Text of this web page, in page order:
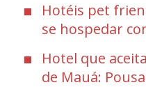
Hotéis pet
se hospedar
Hotel que
de Mauá: